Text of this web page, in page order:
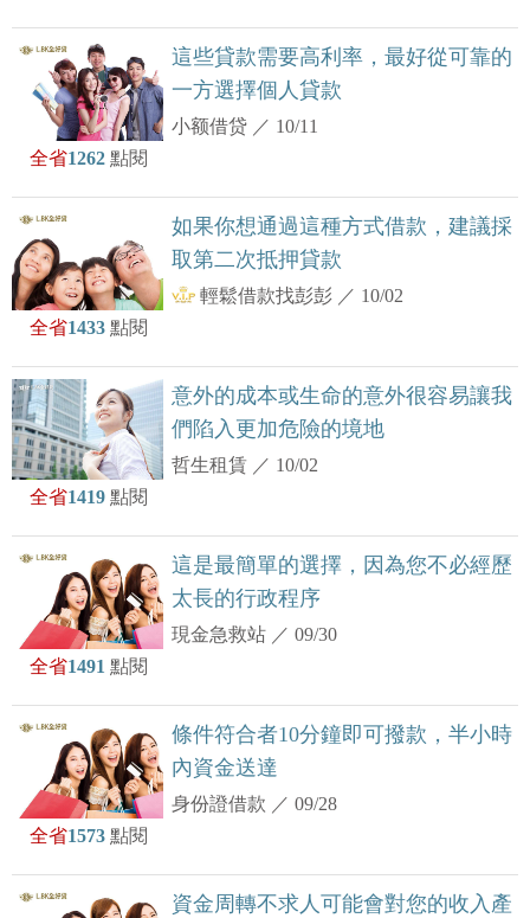
這些貸款需要高利率，最好從可靠的
一方選擇個人貸款
小额借贷 ／ 10/11
全省1262 點閱
如果你想通過這種方式借款，建議採
取第二次抵押貸款
輕鬆借款找彭彭 ／ 10/02
全省1433 點閱
意外的成本或生命的意外很容易讓我
們陷入更加危險的境地
哲生租賃 ／ 10/02
全省1419 點閱
這是最簡單的選擇，因為您不必經歷
太長的行政程序
現金急救站 ／09/30
全省1491 點閱
條件符合者10分鐘即可撥款，半小時
內資金送達
身份證借款 ／09/28
全省1573 點閱
資金周轉不求人可能會對您的收入產